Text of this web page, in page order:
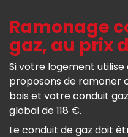
Ramonage
gaz, au prix
Si votre logement utilise
proposons de ramoner
bois et votre conduit
global de 118 €.
Le conduit de gaz doit